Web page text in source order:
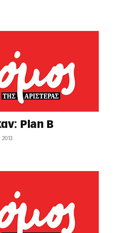
Plan B
2013